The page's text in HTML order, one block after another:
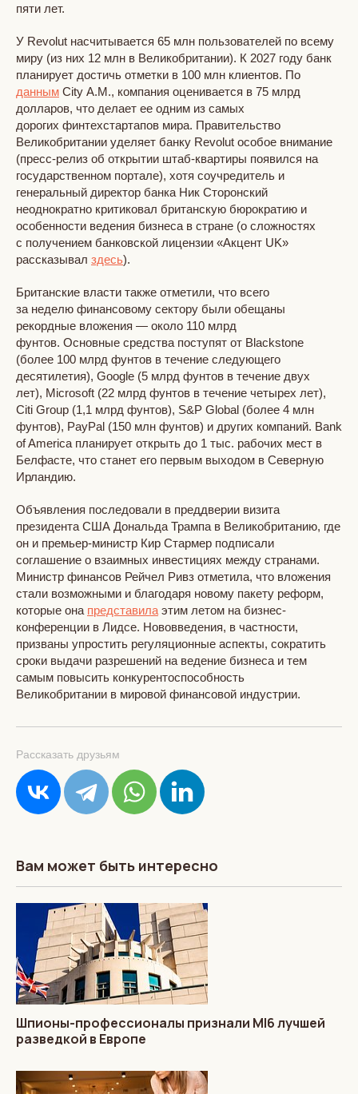
пяти лет.
У Revolut насчитывается 65 млн пользователей по всему
миру (из них 12 млн в Великобритании). К 2027 году банк
планирует достичь отметки в 100 млн клиентов. По
данным City A.M., компания оценивается в 75 млрд
долларов, что делает ее одним из самых
дорогих финтехстартапов мира. Правительство
Великобритании уделяет банку Revolut особое внимание
(пресс-релиз об открытии штаб-квартиры появился на
государственном портале), хотя соучредитель и
генеральный директор банка Ник Сторонский
неоднократно критиковал британскую бюрократию и
особенности ведения бизнеса в стране (о сложностях
с получением банковской лицензии «Акцент UK»
рассказывал здесь).
Британские власти также отметили, что всего
за неделю финансовому сектору были обещаны
рекордные вложения — около 110 млрд
фунтов. Основные средства поступят от Blackstone
(более 100 млрд фунтов в течение следующего
десятилетия), Google (5 млрд фунтов в течение двух
лет), Microsoft (22 млрд фунтов в течение четырех лет),
Citi Group (1,1 млрд фунтов), S&P Global (более 4 млн
фунтов), PayPal (150 млн фунтов) и других компаний. Bank
of America планирует открыть до 1 тыс. рабочих мест в
Белфасте, что станет его первым выходом в Северную
Ирландию.
Объявления последовали в преддверии визита
президента США Дональда Трампа в Великобританию, где
он и премьер-министр Кир Стармер подписали
соглашение о взаимных инвестициях между странами.
Министр финансов Рейчел Ривз отметила, что вложения
стали возможными и благодаря новому пакету реформ,
которые она представила этим летом на бизнес-
конференции в Лидсе. Нововведения, в частности,
призваны упростить регуляционные аспекты, сократить
сроки выдачи разрешений на ведение бизнеса и тем
самым повысить конкурентоспособность
Великобритании в мировой финансовой индустрии.
Рассказать друзьям
Вам может быть интересно
Шпионы-профессионалы признали MI6 лучшей
разведкой в Европе